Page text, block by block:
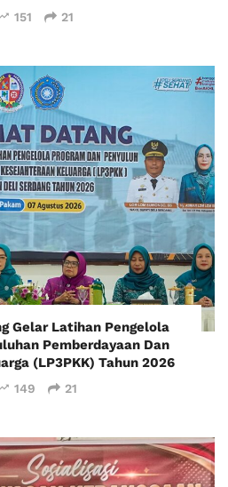
151 21
Gelar Latihan Pengelola
Pemberdayaan Dan
(LP3PKK) Tahun 2026
149 21